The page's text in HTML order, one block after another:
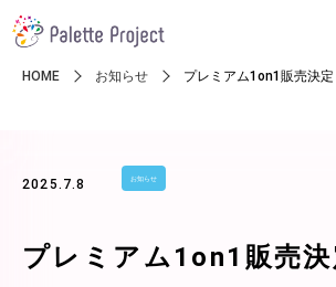
HOME お知らせ プレミアム1on1販売決定
2025.7.8 お知らせ
プレミアム1on1販売決